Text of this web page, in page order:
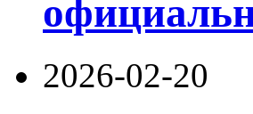
2026-02-20